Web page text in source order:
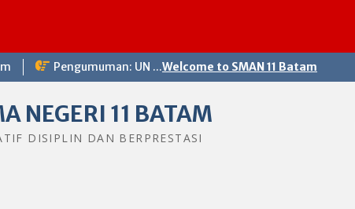
Pengumuman: UN ...Welcome to SMAN 11 Batam
NEGERI 11 BATAM
DISIPLIN DAN BERPRESTASI